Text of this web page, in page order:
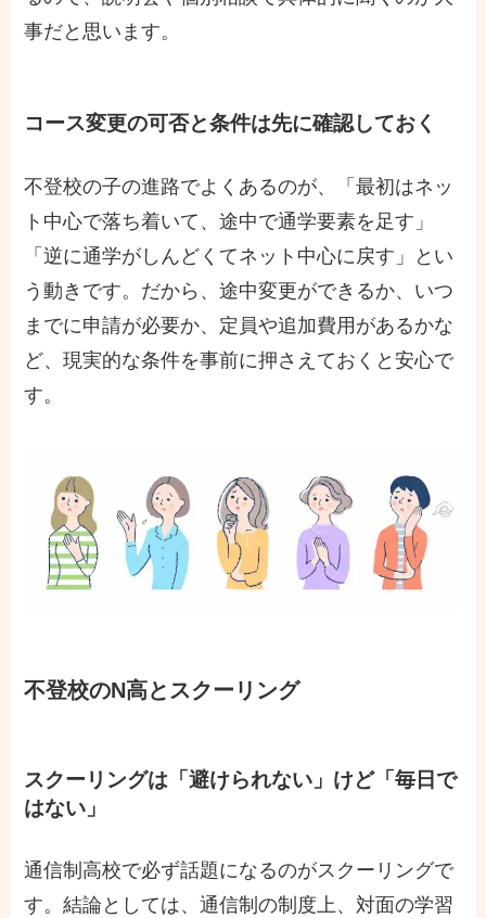
事だと思います。
コース変更の可否と条件は先に確認しておく
不登校の子の進路でよくあるのが、「最初はネッ
ト中心で落ち着いて、途中で通学要素を足す」
「逆に通学がしんどくてネット中心に戻す」とい
う動きです。だから、途中変更ができるか、いつ
までに申請が必要か、定員や追加費用があるかな
ど、現実的な条件を事前に押さえておくと安心で
す。
不登校のN高とスクーリング
スクーリングは「避けられない」けど「毎日で
はない」
通信制高校で必ず話題になるのがスクーリングで
す。結論としては、通信制の制度上、対面の学習